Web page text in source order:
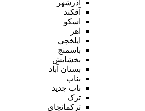
آذرشهر
آقکند
اسکو
اهر
ایلخچی
باسمنج
بخشایش
بستان آباد
بناب
ناب جدید
ترک
ترکمانچای